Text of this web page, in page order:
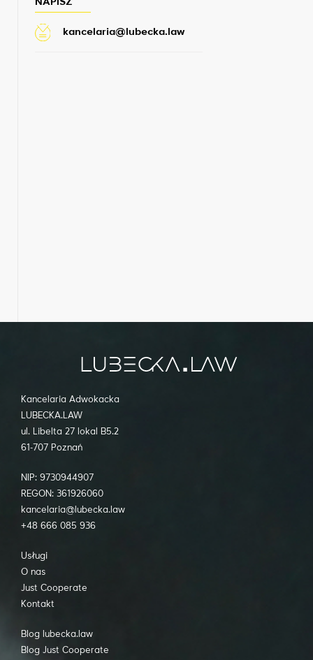
NAPISZ
kancelaria@lubecka.law
Kancelaria Adwokacka
LUBECKA.LAW
ul. Libelta 27 lokal B5.2
61-707 Poznań
NIP: 9730944907
REGON: 361926060
kancelaria@lubecka.law
+48 666 085 936
Usługi
O nas
Just Cooperate
Kontakt
Blog lubecka.law
Blog Just Cooperate